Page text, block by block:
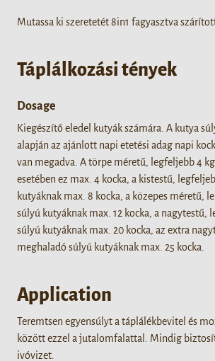
Mutassa ki szeretetét 8in1 fagyasztva
Táplálkozási tények
Dosage
Kiegészítő eledel kutyák számára. A kutya
alapján az ajánlott napi etetési adag napi
van megadva. A törpe méretű, legfeljebb 4
esetében ez max. 4 kocka, a kistestű,
kutyáknak max. 8 kocka, a közepes méretű,
súlyú kutyáknak max. 12 kocka, a nagytestű,
súlyú kutyáknak max. 20 kocka, az extra
meghaladó súlyú kutyáknak max. 25 kocka.
Application
Teremtsen egyensúlyt a táplálékbevitel és
között ezzel a jutalomfalattal. Mindig
ivóvizet.